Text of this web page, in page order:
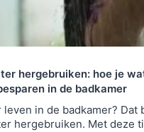
hergebruiken: hoe je
in de badkamer
leven in de badkamer? Dat
hergebruiken. Met deze